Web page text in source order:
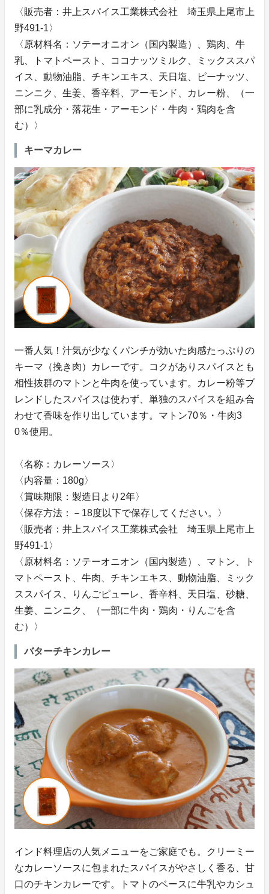
〈販売者：井上スパイス工業株式会社 埼玉県上尾市上
野491-1〉
〈原材料名：ソテーオニオン（国内製造）、鶏肉、牛
乳、トマトペースト、ココナッツミルク、ミックススパ
イス、動物油脂、チキンエキス、天日塩、ピーナッツ、
ニンニク、生姜、香辛料、アーモンド、カレー粉、（一
部に乳成分・落花生・アーモンド・牛肉・鶏肉を含
む）〉
キーマカレー
一番人気！汁気が少なくパンチが効いた肉感たっぷりの
キーマ（挽き肉）カレーです。コクがありスパイスとも
相性抜群のマトンと牛肉を使っています。カレー粉等ブ
レンドしたスパイスは使わず、単独のスパイスを組み合
わせて香味を作り出しています。マトン70％・牛肉3
0％使用。
〈名称：カレーソース〉
〈内容量：180g〉
〈賞味期限：製造日より2年〉
〈保存方法：－18度以下で保存してください。〉
〈販売者：井上スパイス工業株式会社 埼玉県上尾市上
野491-1〉
〈原材料名：ソテーオニオン（国内製造）、マトン、ト
マトペースト、牛肉、チキンエキス、動物油脂、ミック
ススパイス、りんごピューレ、香辛料、天日塩、砂糖、
生姜、ニンニク、（一部に牛肉・鶏肉・りんごを含
む）〉
バターチキンカレー
インド料理店の人気メニューをご家庭でも。クリーミー
なカレーソースに包まれたスパイスがやさしく香る、甘
口のチキンカレーです。トマトのベースに牛乳やカシュ